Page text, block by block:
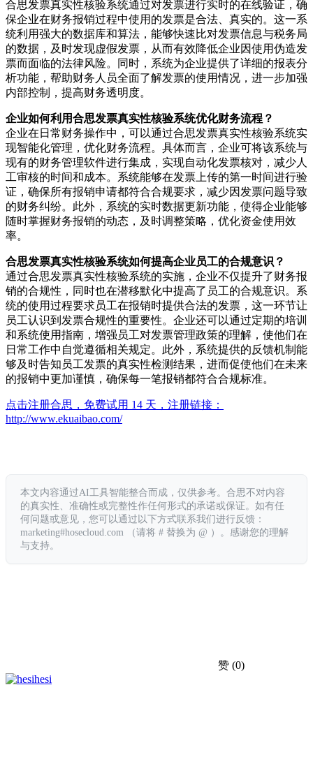
合思发票真实性核验系统通过对发票进行实时的在线验证，确
保企业在财务报销过程中使用的发票是合法、真实的。这一系
统利用强大的数据库和算法，能够快速比对发票信息与税务局
的数据，及时发现虚假发票，从而有效降低企业因使用伪造发
票而面临的法律风险。同时，系统为企业提供了详细的报表分
析功能，帮助财务人员全面了解发票的使用情况，进一步加强
内部控制，提高财务透明度。
企业如何利用合思发票真实性核验系统优化财务流程？
企业在日常财务操作中，可以通过合思发票真实性核验系统实
现智能化管理，优化财务流程。具体而言，企业可将该系统与
现有的财务管理软件进行集成，实现自动化发票核对，减少人
工审核的时间和成本。系统能够在发票上传的第一时间进行验
证，确保所有报销申请都符合合规要求，减少因发票问题导致
的财务纠纷。此外，系统的实时数据更新功能，使得企业能够
随时掌握财务报销的动态，及时调整策略，优化资金使用效
率。
合思发票真实性核验系统如何提高企业员工的合规意识？
通过合思发票真实性核验系统的实施，企业不仅提升了财务报
销的合规性，同时也在潜移默化中提高了员工的合规意识。系
统的使用过程要求员工在报销时提供合法的发票，这一环节让
员工认识到发票合规性的重要性。企业还可以通过定期的培训
和系统使用指南，增强员工对发票管理政策的理解，使他们在
日常工作中自觉遵循相关规定。此外，系统提供的反馈机制能
够及时告知员工发票的真实性检测结果，进而促使他们在未来
的报销中更加谨慎，确保每一笔报销都符合合规标准。
点击注册合思，免费试用 14 天，注册链接：
http://www.ekuaibao.com/
本文内容通过AI工具智能整合而成，仅供参考。合思不对内容
的真实性、准确性或完整性作任何形式的承诺或保证。如有任
何问题或意见，您可以通过以下方式联系我们进行反馈：
marketing#hosecloud.com （请将 # 替换为 @ ）。感谢您的理解
与支持。
赞 (0)
hesi